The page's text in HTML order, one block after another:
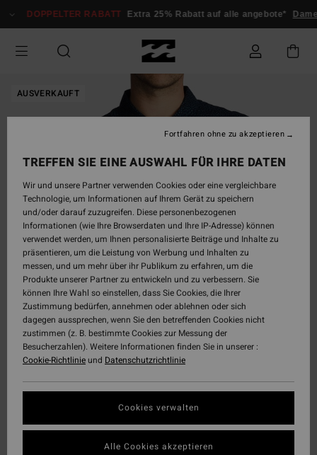
zur
springen
DOPPELTER RABATT Extra 25% Rabatt auf alle angebote*
AUSVERKAUFT
TREFFEN SIE EINE AUSWAHL FÜR IHRE DATEN
Wir und unsere Partner verwenden Cookies oder eine vergleichbare
Technologie, um Informationen auf Ihrem Gerät zu speichern
und/oder darauf zuzugreifen. Diese personenbezogenen
Informationen (wie Ihre Browserdaten und Ihre IP-Adresse) können
verwendet werden, um Ihnen personalisierte Beiträge und Inhalte zu
präsentieren, um die Leistung von Werbung und Inhalten zu
messen, und um mehr über ihr Publikum zu erfahren, um die
Produkte unserer Partner zu entwickeln und zu verbessern. Sie
können Ihre Wahl so einstellen, dass Sie Cookies, die Ihrer
Zustimmung bedürfen, annehmen oder ablehnen oder sich
dagegen aussprechen, wenn Sie den betreffenden Cookies nicht
zustimmen (z. B. bestimmte Cookies zur Messung der
Besucherzahlen). Weitere Informationen finden Sie in unserer :
Cookie-Richtlinieund Datenschutzrichtlinie
Cookies verwalten
Fortfahren ohne zu akzeptieren
Alle Cookies akzeptieren